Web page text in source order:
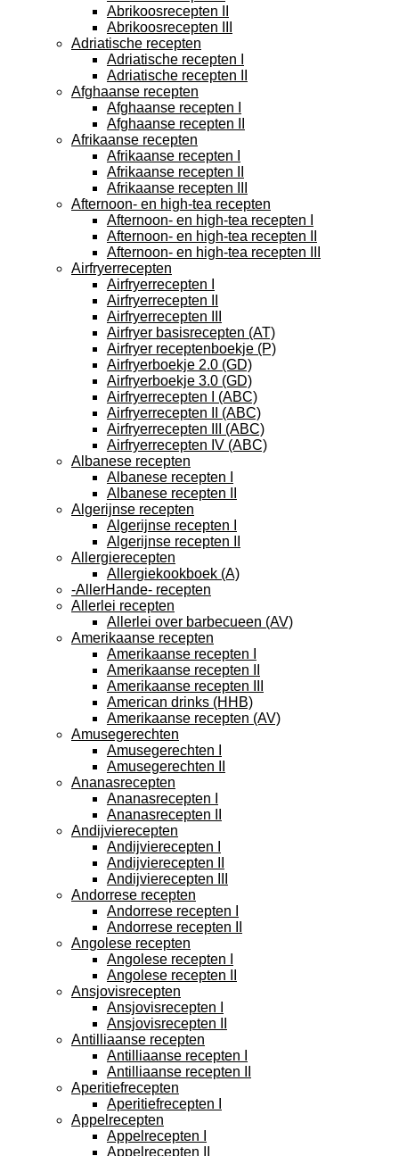
Abrikoosrecepten II
Abrikoosrecepten III
Adriatische recepten
Adriatische recepten I
Adriatische recepten II
Afghaanse recepten
Afghaanse recepten I
Afghaanse recepten II
Afrikaanse recepten
Afrikaanse recepten I
Afrikaanse recepten II
Afrikaanse recepten III
Afternoon- en high-tea recepten
Afternoon- en high-tea recepten I
Afternoon- en high-tea recepten II
Afternoon- en high-tea recepten III
Airfryerrecepten
Airfryerrecepten I
Airfryerrecepten II
Airfryerrecepten III
Airfryer basisrecepten (AT)
Airfryer receptenboekje (P)
Airfryerboekje 2.0 (GD)
Airfryerboekje 3.0 (GD)
Airfryerrecepten I (ABC)
Airfryerrecepten II (ABC)
Airfryerrecepten III (ABC)
Airfryerrecepten IV (ABC)
Albanese recepten
Albanese recepten I
Albanese recepten II
Algerijnse recepten
Algerijnse recepten I
Algerijnse recepten II
Allergierecepten
Allergiekookboek (A)
-AllerHande- recepten
Allerlei recepten
Allerlei over barbecueen (AV)
Amerikaanse recepten
Amerikaanse recepten I
Amerikaanse recepten II
Amerikaanse recepten III
American drinks (HHB)
Amerikaanse recepten (AV)
Amusegerechten
Amusegerechten I
Amusegerechten II
Ananasrecepten
Ananasrecepten I
Ananasrecepten II
Andijvierecepten
Andijvierecepten I
Andijvierecepten II
Andijvierecepten III
Andorrese recepten
Andorrese recepten I
Andorrese recepten II
Angolese recepten
Angolese recepten I
Angolese recepten II
Ansjovisrecepten
Ansjovisrecepten I
Ansjovisrecepten II
Antilliaanse recepten
Antilliaanse recepten I
Antilliaanse recepten II
Aperitiefrecepten
Aperitiefrecepten I
Appelrecepten
Appelrecepten I
Appelrecepten II